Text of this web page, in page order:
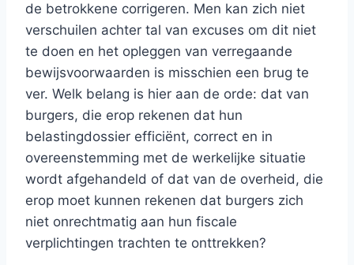
de betrokkene corrigeren. Men kan zich niet
verschuilen achter tal van excuses om dit niet
te doen en het opleggen van verregaande
bewijsvoorwaarden is misschien een brug te
ver. Welk belang is hier aan de orde: dat van
burgers, die erop rekenen dat hun
belastingdossier efficiënt, correct en in
overeenstemming met de werkelijke situatie
wordt afgehandeld of dat van de overheid, die
erop moet kunnen rekenen dat burgers zich
niet onrechtmatig aan hun fiscale
verplichtingen trachten te onttrekken?